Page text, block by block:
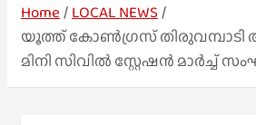
Home LOCAL NEWS
യൂത്ത് കോൺഗ്രസ് തിരുവമ്പാടി
മിനി സിവിൽ സ്റ്റേഷൻ മാർച്ച്